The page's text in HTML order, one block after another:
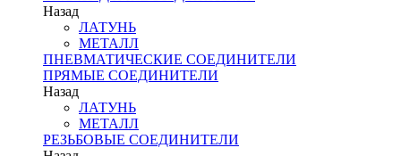
Назад
ЛАТУНЬ
МЕТАЛЛ
ПНЕВМАТИЧЕСКИЕ СОЕДИНИТЕЛИ
ПРЯМЫЕ СОЕДИНИТЕЛИ
Назад
ЛАТУНЬ
МЕТАЛЛ
РЕЗЬБОВЫЕ СОЕДИНИТЕЛИ